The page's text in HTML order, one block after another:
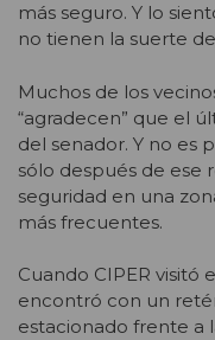
más seguro. Y lo
no tienen la suerte
Muchos de los
“agradecen” que el
del senador. Y no es
sólo después de ese
seguridad en una
más frecuentes.
Cuando CIPER visitó
encontró con un
estacionado frente a